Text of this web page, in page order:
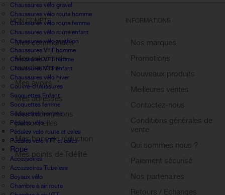
Chaussures vélo gravel
Chaussures vélo route homme
Chaussures vélo route femme
Chaussures vélo route enfant
Chaussures vélo triathlon
Chaussures VTT homme
Chaussures VTT femme
Chaussures VTT enfant
Chaussures vélo hiver
Couvre-chaussures
Socquettes Enfant
Socquettes femme
Socquettes homme
Pédales vélo
Pédales velo route et cales
Pédales velo VTT et cales
Roue
Accessoires
Accessoires Tubeless
Boyaux vélo
Chambre à air route
MON COMPTE
Mes commandes
Mes retours de
marchandise
Mes avoirs
Mes adresses
Mes informations
personnelles
Mes bons de réduction
Mes points de fidélité
Sign out
INFORMATIONS
Nos marques
Promotions
Nouveaux produits
Meilleures ventes
Contactez-nous
Conditions générales de
vente
Qui sommes nous ?
Paiement sécurisé
Nos partenaires
Retours / Echanges